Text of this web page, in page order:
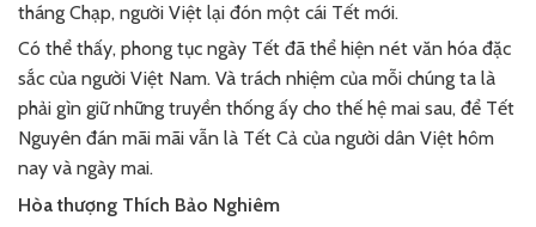
tháng Chạp, người Việt lại đón một cái Tết mới.
Có thể thấy, phong tục ngày Tết đã thể hiện nét văn hóa đặc
sắc của người Việt Nam. Và trách nhiệm của mỗi chúng ta là
phải gìn giữ những truyền thống ấy cho thế hệ mai sau, để Tết
Nguyên đán mãi mãi vẫn là Tết Cả của người dân Việt hôm
nay và ngày mai.
Hòa thượng Thích Bảo Nghiêm